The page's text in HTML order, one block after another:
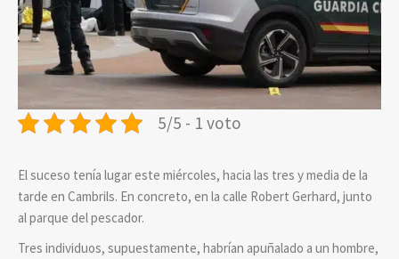
5/5 - 1 voto
El suceso tenía lugar este miércoles, hacia las tres y media de la
tarde en Cambrils. En concreto, en la calle Robert Gerhard, junto
al parque del pescador.
Tres individuos, supuestamente, habrían apuñalado a un hombre,